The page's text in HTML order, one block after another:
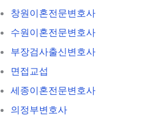
창원이혼전문변호사
수원이혼전문변호사
부장검사출신변호사
면접교섭
세종이혼전문변호사
의정부변호사